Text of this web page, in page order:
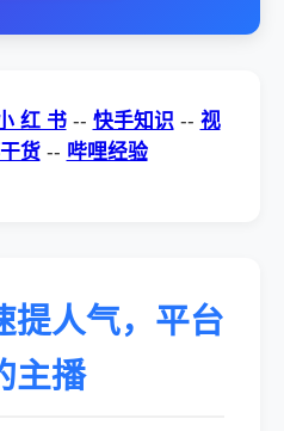
红 书 -- 快手知识 -- 视
货 -- 哔哩经验
提人气，平台
主播